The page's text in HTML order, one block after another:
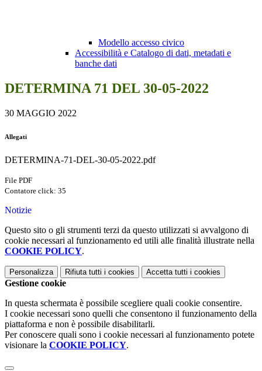
Modello accesso civico
Accessibilità e Catalogo di dati, metadati e
banche dati
DETERMINA 71 DEL 30-05-2022
30 MAGGIO 2022
Allegati
DETERMINA-71-DEL-30-05-2022.pdf
File PDF
Contatore click: 35
Notizie
Questo sito o gli strumenti terzi da questo utilizzati si avvalgono di
cookie necessari al funzionamento ed utili alle finalità illustrate nella
COOKIE POLICY.
Personalizza Rifiuta tutti i cookies Accetta tutti i cookies
Gestione cookie
In questa schermata è possibile scegliere quali cookie consentire.
I cookie necessari sono quelli che consentono il funzionamento della
piattaforma e non è possibile disabilitarli.
Per conoscere quali sono i cookie necessari al funzionamento potete
visionare la COOKIE POLICY.